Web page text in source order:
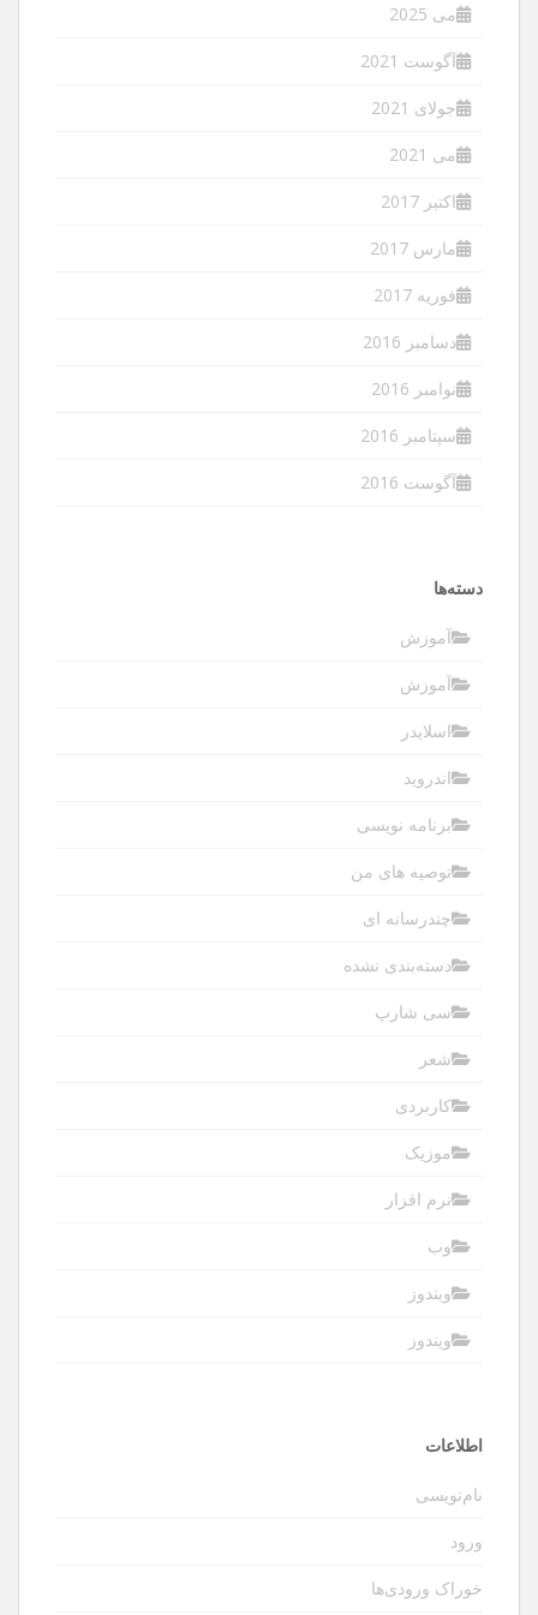
می 2025
آگوست 2021
جولای 2021
می 2021
اکتبر 2017
مارس 2017
فوریه 2017
دسامبر 2016
نوامبر 2016
سپتامبر 2016
آگوست 2016
دسته‌ها
آموزش
آموزش
اسلایدر
اندروید
برنامه نویسی
توصیه های من
چندرسانه ای
دسته‌بندی نشده
سی شارپ
شعر
کاربردی
موزیک
نرم افزار
وب
ویندوز
ویندوز
اطلاعات
نام‌نویسی
ورود
خوراک ورودی‌ها